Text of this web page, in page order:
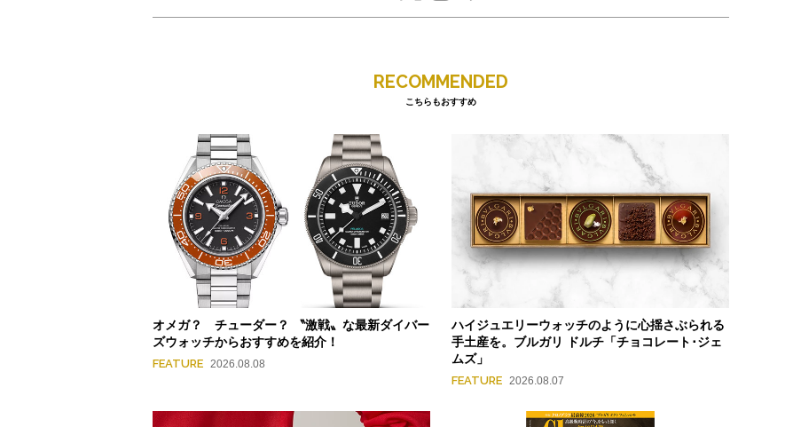
RECOMMENDED
こちらもおすすめ
オメガ？ チューダー？ 〝激戦〟な最新ダイバー
ズウォッチからおすすめを紹介！
FEATURE 2026.08.08
ハイジュエリーウォッチのように心揺さぶられる
手土産を。ブルガリ ドルチ「チョコレート･ジェ
ムズ」
FEATURE 2026.08.07